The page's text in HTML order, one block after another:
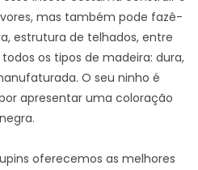
mas também pode fazê-
estrutura de telhados, entre
os tipos de madeira: dura,
O seu ninho é
apresentar uma coloração
negra.
oferecemos as melhores